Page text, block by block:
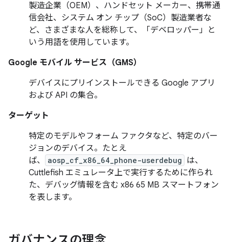
製造企業（OEM）、ハンドセット メーカー、携帯通
信会社、システム オン チップ（SoC）製造業者な
ど、さまざまな人を総称して、「デベロッパー」と
いう用語を使用しています。
Google モバイル サービス（GMS）
デバイスにプリインストールできる Google アプリ
および API の集合。
ターゲット
特定のモデルやフォーム ファクタなど、特定のバー
ジョンのデバイス。たとえ
ば、
aosp_cf_x86_64_phone-userdebug は、
Cuttlefish エミュレータ上で実行するために作られ
た、デバッグ情報を含む x86 65 MB スマートフォン
を表します。